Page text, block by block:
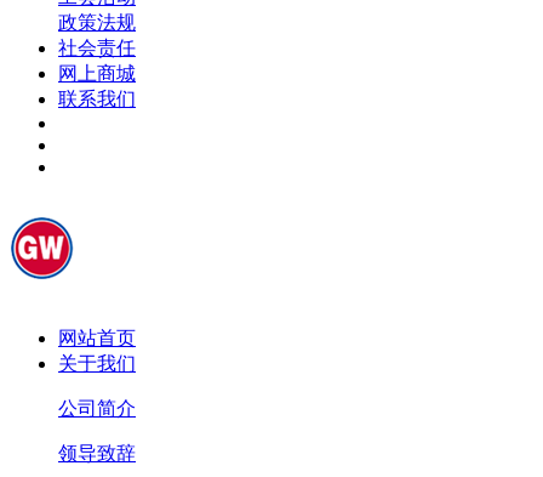
政策法规
社会责任
网上商城
联系我们
网站首页
关于我们
公司简介
领导致辞